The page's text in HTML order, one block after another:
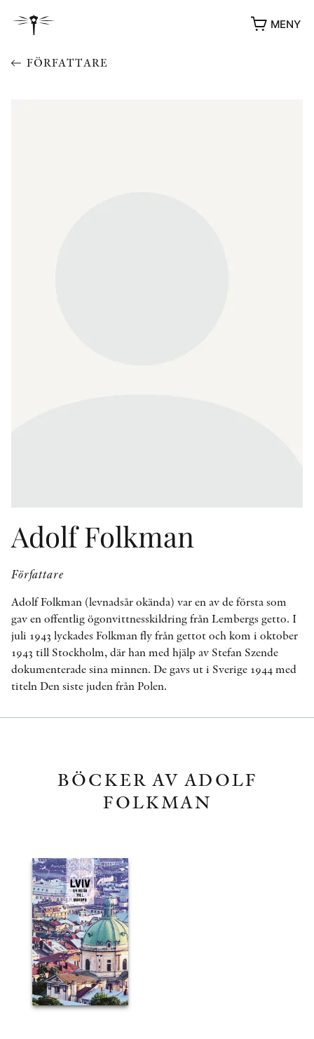
MENY
FÖRFATTARE
Adolf Folkman
Författare
Adolf Folkman (levnadsår okända) var en av de första som
gav en offentlig ögonvittnesskildring från Lembergs getto. I
juli 1943 lyckades Folkman fly från gettot och kom i oktober
1943 till Stockholm, där han med hjälp av Stefan Szende
dokumenterade sina minnen. De gavs ut i Sverige 1944 med
titeln Den siste juden från Polen.
BÖCKER AV ADOLF
FOLKMAN